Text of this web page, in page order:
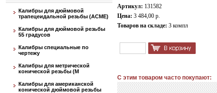
Калибры для дюймовой
трапецеидальной резьбы (АСМЕ)
Калибры для дюймовой резьбы
55 градусов
Калибры специальные по
чертежу
Калибры для метрической
конической резьбы (М
Калибры для американской
конической дюймовой резьбы
Артикул: 131582
Цена: 3 484,00 р.
Товаров на складе: 3 компл
С этим товаром часто покупают: